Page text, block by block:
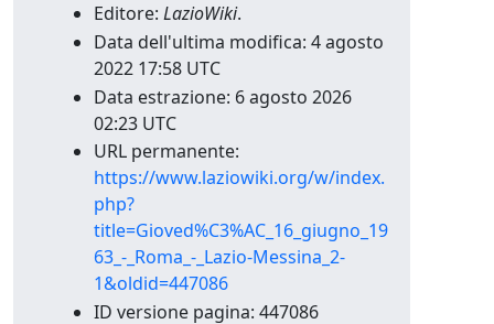
Editore: LazioWiki.
Data dell'ultima modifica: 4 agosto
2022 17:58 UTC
Data estrazione: 6 agosto 2026
02:23 UTC
URL permanente:
https://www.laziowiki.org/w/index.
php?
title=Gioved%C3%AC_16_giugno_19
63_-_Roma_-_Lazio-Messina_2-
1&oldid=447086
ID versione pagina: 447086